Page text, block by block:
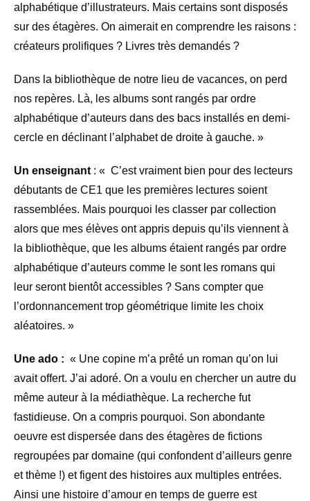
alphabétique d’illustrateurs. Mais certains sont disposés
sur des étagères. On aimerait en comprendre les raisons :
créateurs prolifiques ? Livres très demandés ?
Dans la bibliothèque de notre lieu de vacances, on perd
nos repères. Là, les albums sont rangés par ordre
alphabétique d’auteurs dans des bacs installés en demi-
cercle en déclinant l’alphabet de droite à gauche. »
Un enseignant : « C’est vraiment bien pour des lecteurs
débutants de CE1 que les premières lectures soient
rassemblées. Mais pourquoi les classer par collection
alors que mes élèves ont appris depuis qu’ils viennent à
la bibliothèque, que les albums étaient rangés par ordre
alphabétique d’auteurs comme le sont les romans qui
leur seront bientôt accessibles ? Sans compter que
l’ordonnancement trop géométrique limite les choix
aléatoires. »
Une ado : « Une copine m’a prêté un roman qu’on lui
avait offert. J’ai adoré. On a voulu en chercher un autre du
même auteur à la médiathèque. La recherche fut
fastidieuse. On a compris pourquoi. Son abondante
oeuvre est dispersée dans des étagères de fictions
regroupées par domaine (qui confondent d’ailleurs genre
et thème !) et figent des histoires aux multiples entrées.
Ainsi une histoire d’amour en temps de guerre est